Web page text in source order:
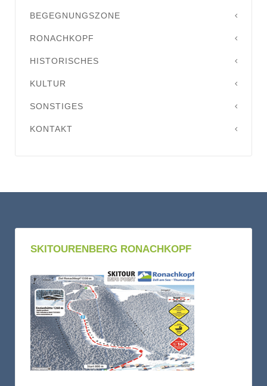
BEGEGNUNGSZONE
RONACHKOPF
HISTORISCHES
KULTUR
SONSTIGES
KONTAKT
SKITOURENBERG RONACHKOPF